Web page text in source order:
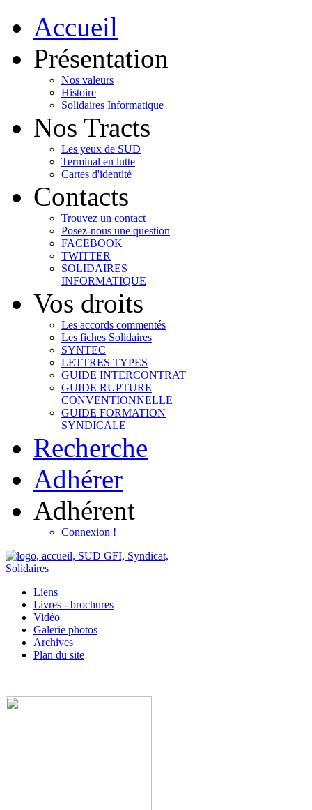
Accueil
Présentation
Nos valeurs
Histoire
Solidaires Informatique
Nos Tracts
Les yeux de SUD
Terminal en lutte
Cartes d'identité
Contacts
Trouvez un contact
Posez-nous une question
FACEBOOK
TWITTER
SOLIDAIRES
INFORMATIQUE
Vos droits
Les accords commentés
Les fiches Solidaires
SYNTEC
LETTRES TYPES
GUIDE INTERCONTRAT
GUIDE RUPTURE
CONVENTIONNELLE
GUIDE FORMATION
SYNDICALE
Recherche
Adhérer
Adhérent
Connexion !
Liens
Livres - brochures
Vidéo
Galerie photos
Archives
Plan du site